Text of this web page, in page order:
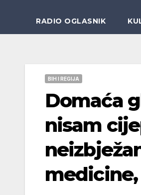
RADIO OGLASNIK
BIH I REGIJA
Domaća
nisam
medicine,